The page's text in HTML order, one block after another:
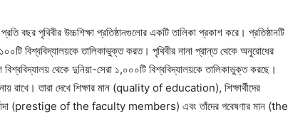
বছর পৃথিবীর উচ্চশিক্ষা প্রতিষ্ঠানগুলোর একটি তালিকা প্রকাশ করে। প্রতিষ্ঠানটি
বিশ্ববিদ্যালয়কে তালিকাভুক্ত করত। পৃথিবীর নানা প্রান্ত থেকে অনুরোধের
থেকে দুনিয়া-সেরা ১,০০০টি বিশ্ববিদ্যালয়কে তালিকাভুক্ত করছে।
রাখে। তারা দেখে শিক্ষার মান (quality of education), শিক্ষার্থীদের
(prestige of the faculty members) এবং তাঁদের গবেষণার মান (the